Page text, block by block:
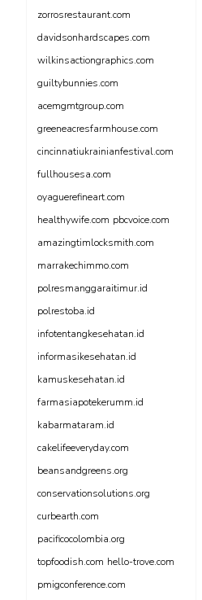
zorrosrestaurant.com
davidsonhardscapes.com
wilkinsactiongraphics.com
guiltybunnies.com
acemgmtgroup.com
greeneacresfarmhouse.com
cincinnatiukrainianfestival.com
fullhousesa.com
oyaguerefineart.com
healthywife.com pbcvoice.com
amazingtimlocksmith.com
marrakechimmo.com
polresmanggaraitimur.id
polrestoba.id
infotentangkesehatan.id
informasikesehatan.id
kamuskesehatan.id
farmasiapotekerumm.id
kabarmataram.id
cakelifeeveryday.com
beansandgreens.org
conservationsolutions.org
curbearth.com
pacificocolombia.org
topfoodish.com hello-trove.com
pmigconference.com